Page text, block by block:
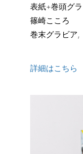
表紙+巻頭グ
篠崎こころ
巻末グラビア,
詳細はこち ら